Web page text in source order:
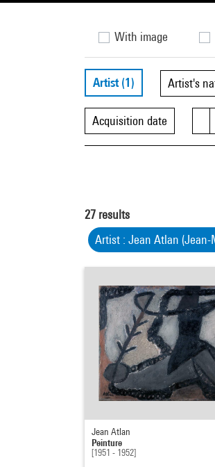
With image
Artist(1) Artist's
Acquisition date
27 results
Artist : Jean Atlan
Jean Atlan
Peinture
[1951 - 1952]